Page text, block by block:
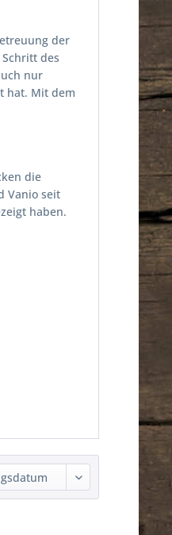
der
des
nur
hat. Mit dem
die
Vanio seit
haben.